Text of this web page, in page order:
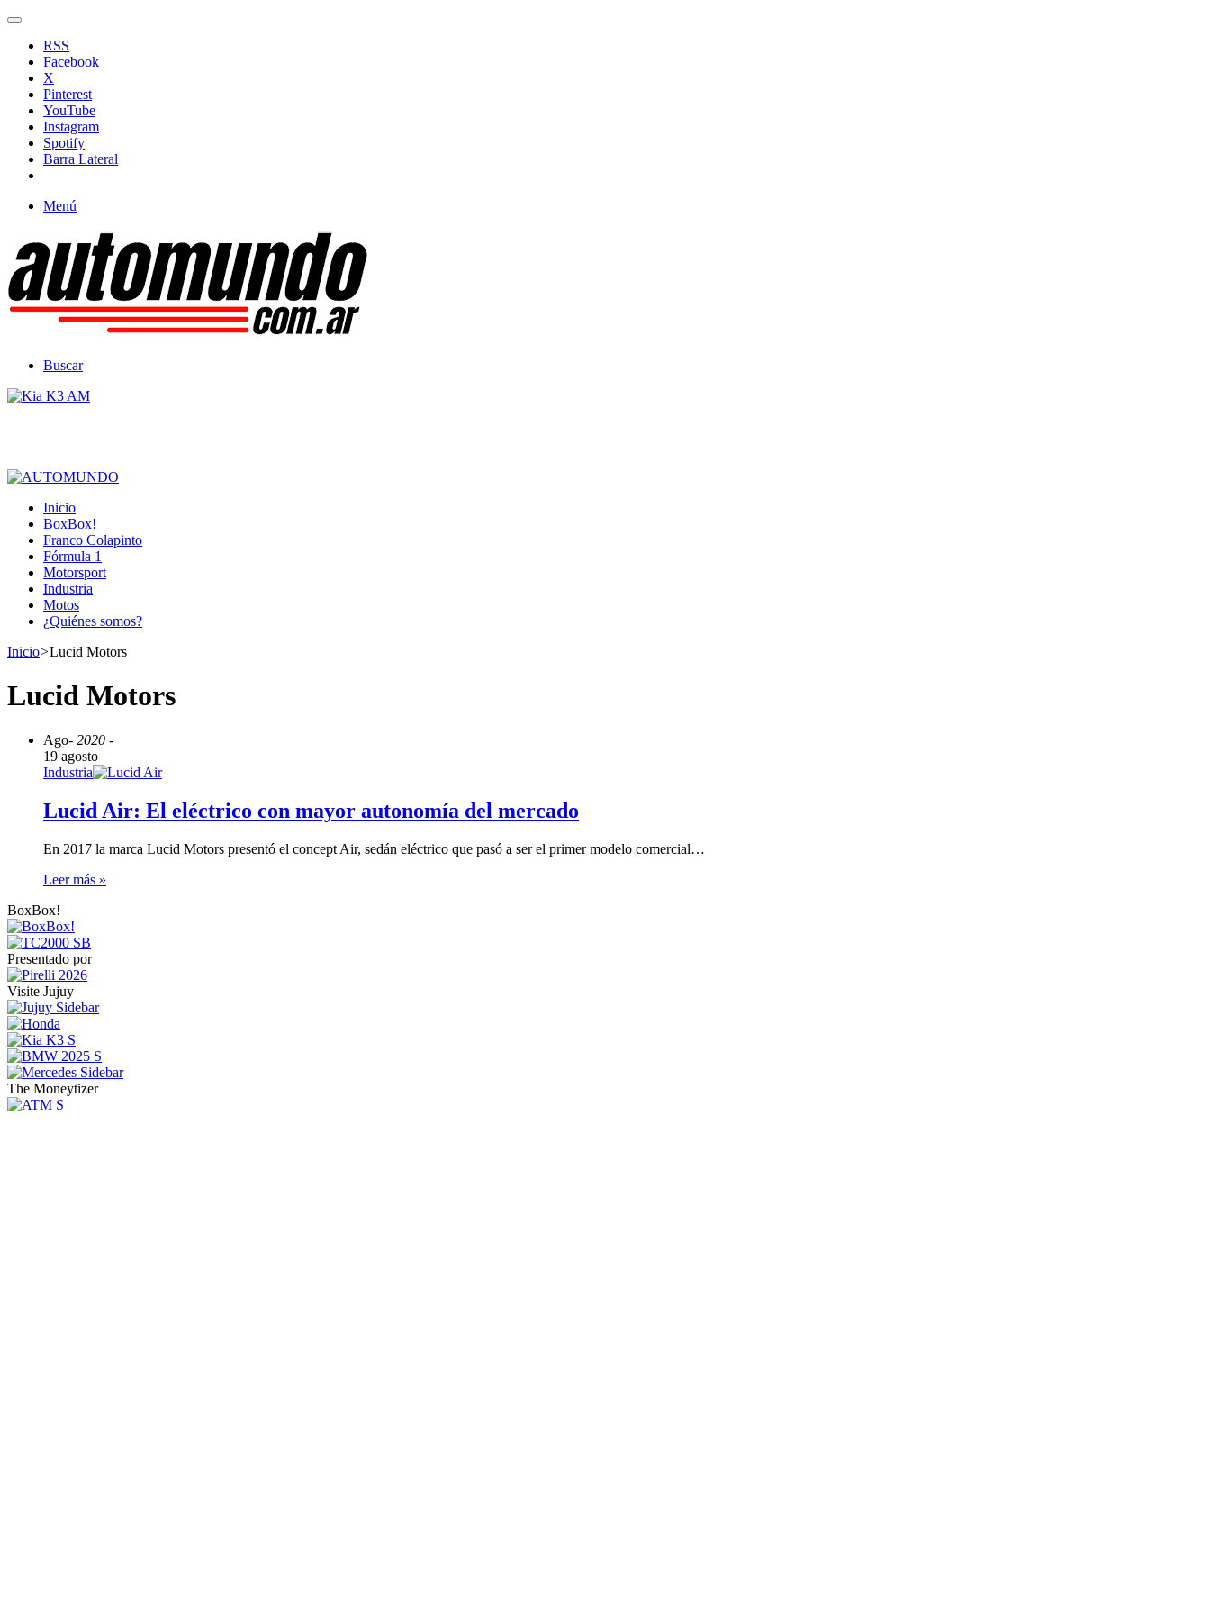
RSS
Facebook
X
Pinterest
YouTube
Instagram
Spotify
Barra Lateral
Menú
Buscar
Inicio
BoxBox!
Franco Colapinto
Fórmula 1
Motorsport
Industria
Motos
¿Quiénes somos?
Inicio>Lucid Motors
Lucid Motors
Ago- 2020 -
19 agosto
Industria
Lucid Air: El eléctrico con mayor autonomía del mercado
En 2017 la marca Lucid Motors presentó el concept Air, sedán eléctrico que pasó a ser el primer modelo comercial…
Leer más »
BoxBox!
Presentado por
Visite Jujuy
The Moneytizer